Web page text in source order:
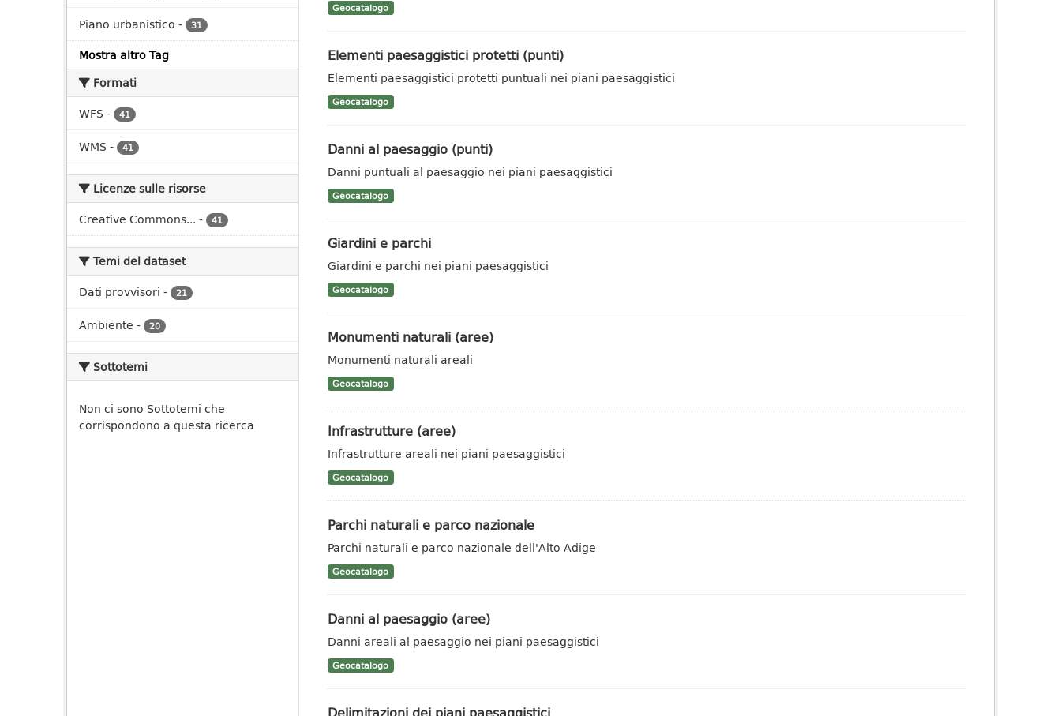
Piano urbanistico - 31
Mostra altro Tag
Formati
WFS - 41
WMS - 41
Licenze sulle risorse
Creative Commons... - 41
Temi del dataset
Dati provvisori - 21
Ambiente - 20
Sottotemi
Non ci sono Sottotemi che
corrispondono a questa ricerca
Geocatalogo
Elementi paesaggistici protetti (punti)
Elementi paesaggistici protetti puntuali nei piani paesaggistici
Geocatalogo
Danni al paesaggio (punti)
Danni puntuali al paesaggio nei piani paesaggistici
Geocatalogo
Giardini e parchi
Giardini e parchi nei piani paesaggistici
Geocatalogo
Monumenti naturali (aree)
Monumenti naturali areali
Geocatalogo
Infrastrutture (aree)
Infrastrutture areali nei piani paesaggistici
Geocatalogo
Parchi naturali e parco nazionale
Parchi naturali e parco nazionale dell'Alto Adige
Geocatalogo
Danni al paesaggio (aree)
Danni areali al paesaggio nei piani paesaggistici
Geocatalogo